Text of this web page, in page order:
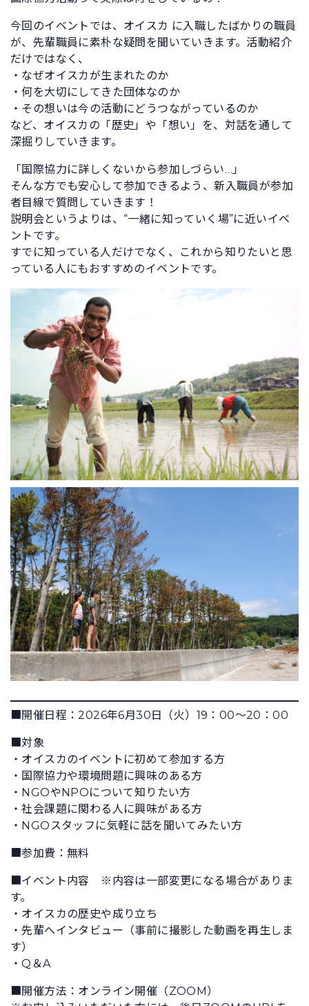
今回のイベントでは、オイスカ に入職したばかりの職員
が、先輩職員に素朴な疑問を聞いていきます。活動紹介
だけではなく、
・なぜオイスカが生まれたのか
・何を大切にしてきた団体なのか
・その想いは今の活動にどうつながっているのか
など、オイスカの「歴史」や「想い」を、対話を通して
深掘りしていきます。
「国際協力に詳しくないから参加しづらい…」
そんな方でも安心して参加できるよう、新入職員が参加
者目線で質問していきます！
説明会というよりは、“一緒に知っていく場”に近いイベ
ントです。
すでに知っている人だけでなく、これから知りたいと思
っている人にもおすすめのイベントです。
■開催日程：2026年6月30日（火）19：00～20：00
■対象
・オイスカのイベントに初めて参加する方
・国際協力や環境問題に興味のある方
・NGOやNPOについて知りたい方
・社会課題に関わる人に興味がある方
・NGOスタッフに気軽に話を聞いてみたい方
■参加費：無料
■イベント内容 ※内容は一部変更になる場合がありま
す。
・オイスカの歴史や成り立ち
・先輩へインタビュー（事前に撮影した動画を再生しま
す）
・Q＆A
■開催方法：オンライン開催（ZOOM）